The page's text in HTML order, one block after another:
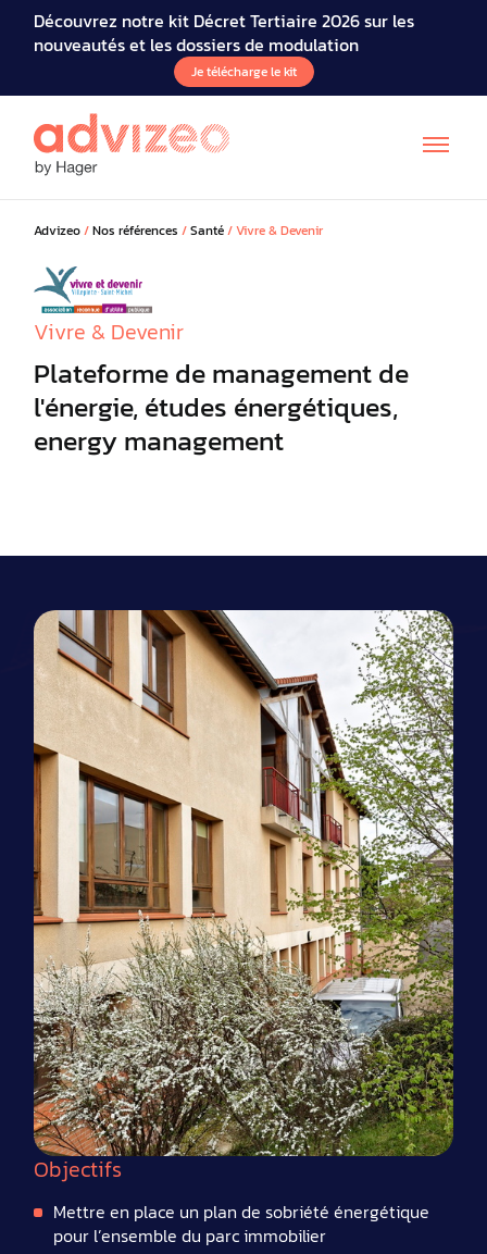
Découvrez notre kit Décret Tertiaire 2026 sur les
nouveautés et les dossiers de modulation
Je télécharge le kit
Advizeo/Nos références /Santé/Vivre & Devenir
Vivre & Devenir
Plateforme de management de
l'énergie, études énergétiques,
energy management
Objectifs
Mettre en place un plan de sobriété énergétique
pour l’ensemble du parc immobilier